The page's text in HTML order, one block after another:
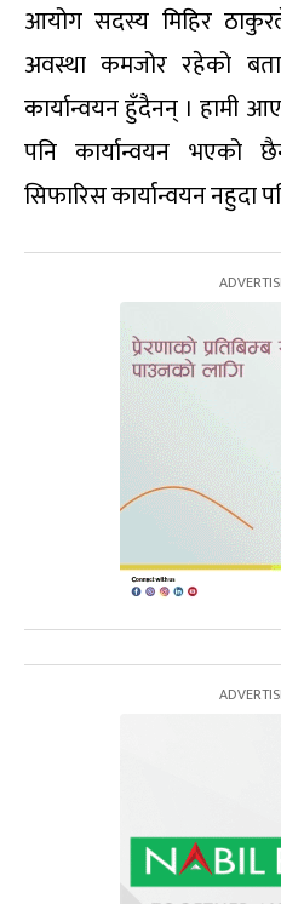
आयोग सदस्य मिहिर
अवस्था कमजोर रहेको
कार्यान्वयन हुँदैनन् । हामी
पनि कार्यान्वयन भएको
सिफारिस कार्यान्वयन नहुदा